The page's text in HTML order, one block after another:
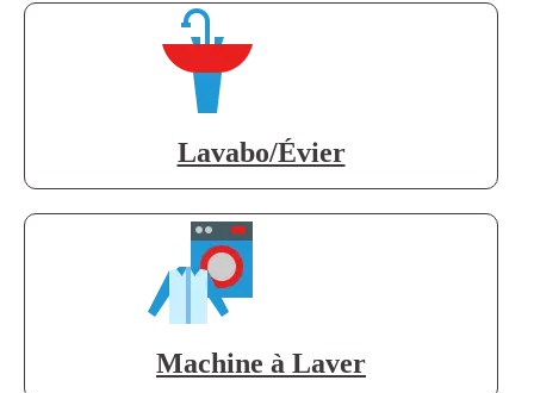
Lavabo/Évier
Machine à Laver